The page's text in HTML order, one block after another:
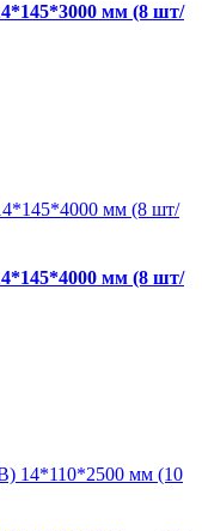
мм (8 шт/
мм (8 шт/